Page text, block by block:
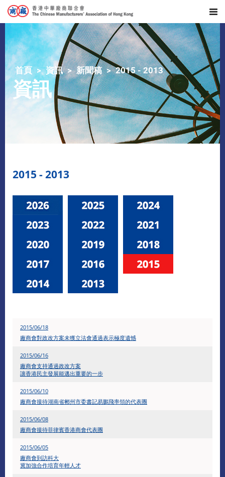
首頁 資訊 新聞稿 2015 - 2013
資訊
2015 - 2013
2015/06/18
廠商會對政改方案未獲立法會通過表示極度遺憾
2015/06/16
廠商會支持通過政改方案
讓香港民主發展能邁出重要的一步
2015/06/10
廠商會接待湖南省郴州市委書記易鵬飛率領的代表團
2015/06/08
廠商會接待菲律賓香港商會代表團
2015/06/05
廠商會到訪科大
冀加強合作培育年輕人才